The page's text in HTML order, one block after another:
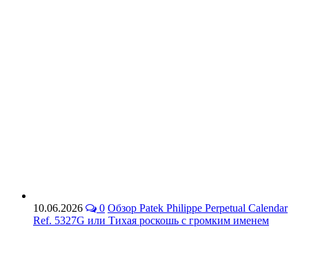
10.06.2026 0 Обзор Patek Philippe Perpetual Calendar
Ref. 5327G или Тихая роскошь с громким именем